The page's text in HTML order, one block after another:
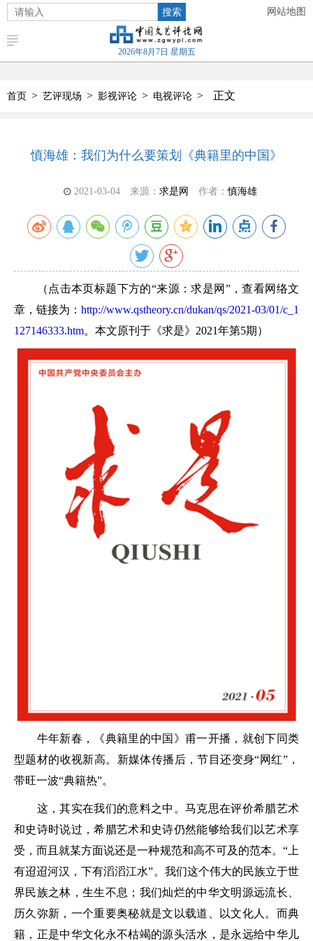
搜索 网站地图
2026年8月7日 星期五
首页 > 艺评现场 > 影视评论 > 电视评论 > 正文
慎海雄：我们为什么要策划《典籍里的中国》
2021-03-04 来源： 求是网 作者：慎海雄
（点击本页标题下方的“来源：求是网”，查看网络文
章，链接为： http://www.qstheory.cn/dukan/qs/2021-03/01/c_1
127146333.htm。本文原刊于《求是》2021年第5期）
牛年新春，《典籍里的中国》甫一开播，就创下同类
型题材的收视新高。新媒体传播后，节目还变身“网红”，
带旺一波“典籍热”。
这，其实在我们的意料之中。马克思在评价希腊艺术
和史诗时说过，希腊艺术和史诗仍然能够给我们以艺术享
受，而且就某方面说还是一种规范和高不可及的范本。“上
有迢迢河汉，下有滔滔江水”。我们这个伟大的民族立于世
界民族之林，生生不息；我们灿烂的中华文明源远流长、
历久弥新，一个重要奥秘就是文以载道、以文化人。而典
籍，正是中华文化永不枯竭的源头活水，是永远给中华儿